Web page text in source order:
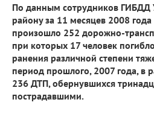
По данным сотрудников ГИБДД
району за 11 месяцев 2008
произошло 252 дорожно-
при которых 17 человек
ранения различной степени
период прошлого, 2007 года, в
236 ДТП, обернувшихся
пострадавшими.